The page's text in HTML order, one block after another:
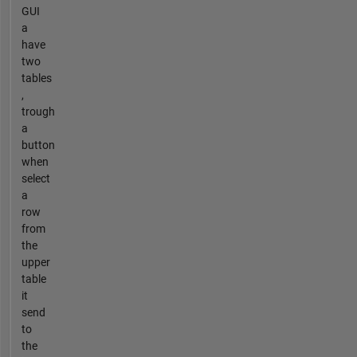
GUI
a
have
two
tables
,
trough
a
button
when
select
a
row
from
the
upper
table
it
send
to
the